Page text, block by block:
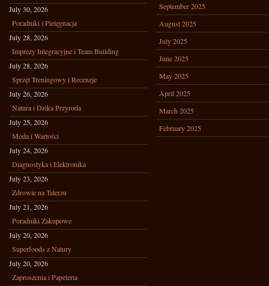
July 30, 2026
Poradniki i Pielęgnacja
July 28, 2026
Imprezy Integracyjne i Team Building
July 28, 2026
Sprzęt Treningowy i Recenzje
July 26, 2026
Natura i Dzika Przyroda
July 25, 2026
Moda i Wartości
July 24, 2026
Diagnostyka i Elektronika
July 23, 2026
Zdrowie na Talerzu
July 21, 2026
Poradniki Zakupowe
July 20, 2026
Superfoods z Natury
July 20, 2026
Zaproszenia i Papeteria
September 2025
August 2025
July 2025
June 2025
May 2025
April 2025
March 2025
February 2025